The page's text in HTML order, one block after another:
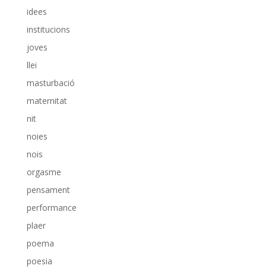
idees
institucions
joves
llei
masturbació
maternitat
nit
noies
nois
orgasme
pensament
performance
plaer
poema
poesia